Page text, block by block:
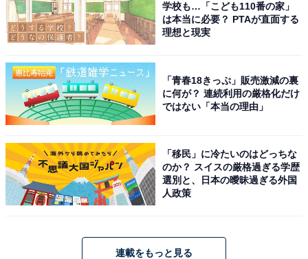
学校も…「こども110番の家」
は本当に必要？ PTAが直面する
理想と現実
「青春18きっぷ」販売激減の裏
に何が？ 連続利用の厳格化だけ
ではない「本当の理由」
「移民」に冷たいのはどっちな
のか？ スイスの厳格過ぎる学歴
選別と、日本の曖昧過ぎる外国
人政策
連載をもっと見る